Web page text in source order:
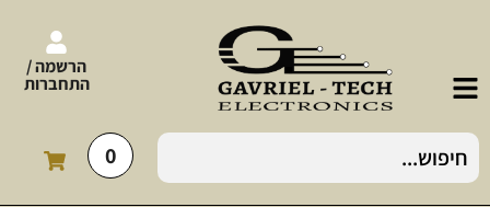
הרשמה /
התחברות
0